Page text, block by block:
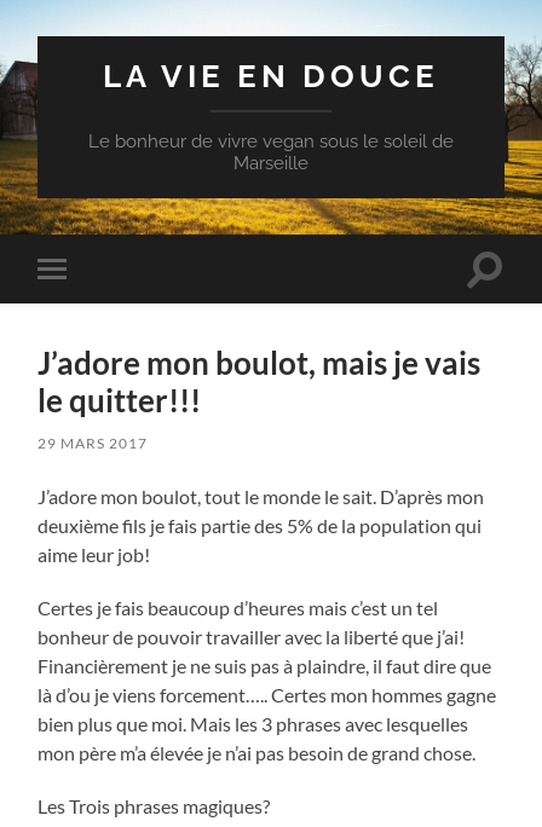
LA VIE EN DOUCE
Le bonheur de vivre vegan sous le soleil de
Marseille
Toggle
mobile
Toggle
J’adore mon boulot, mais je vais
le quitter!!!
29 MARS 2017
J’adore mon boulot, tout le monde le sait. D’après mon
deuxième fils je fais partie des 5% de la population qui
aime leur job!
Certes je fais beaucoup d’heures mais c’est un tel
bonheur de pouvoir travailler avec la liberté que j’ai!
Financièrement je ne suis pas à plaindre, il faut dire que
là d’ou je viens forcement….. Certes mon hommes gagne
bien plus que moi. Mais les 3 phrases avec lesquelles
mon père m’a élevée je n’ai pas besoin de grand chose.
Les Trois phrases magiques?